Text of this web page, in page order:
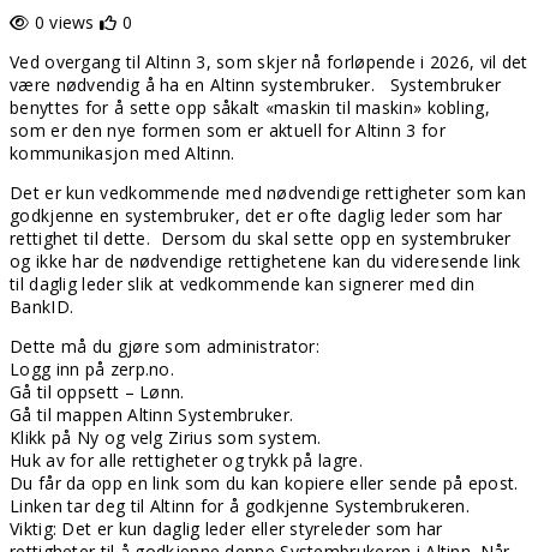
0 views
0
Ved overgang til Altinn 3, som skjer nå forløpende i 2026, vil det
være nødvendig å ha en Altinn systembruker. Systembruker
benyttes for å sette opp såkalt «maskin til maskin» kobling,
som er den nye formen som er aktuell for Altinn 3 for
kommunikasjon med Altinn.
Det er kun vedkommende med nødvendige rettigheter som kan
godkjenne en systembruker, det er ofte daglig leder som har
rettighet til dette. Dersom du skal sette opp en systembruker
og ikke har de nødvendige rettighetene kan du videresende link
til daglig leder slik at vedkommende kan signerer med din
BankID.
Dette må du gjøre som administrator:
Logg inn på zerp.no.
Gå til oppsett – Lønn.
Gå til mappen Altinn Systembruker.
Klikk på Ny og velg Zirius som system.
Huk av for alle rettigheter og trykk på lagre.
Du får da opp en link som du kan kopiere eller sende på epost.
Linken tar deg til Altinn for å godkjenne Systembrukeren.
Viktig: Det er kun daglig leder eller styreleder som har